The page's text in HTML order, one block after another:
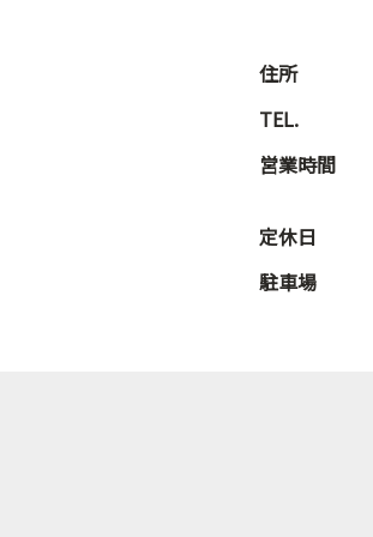
住所
TEL.
営業時間
定休日
駐車場